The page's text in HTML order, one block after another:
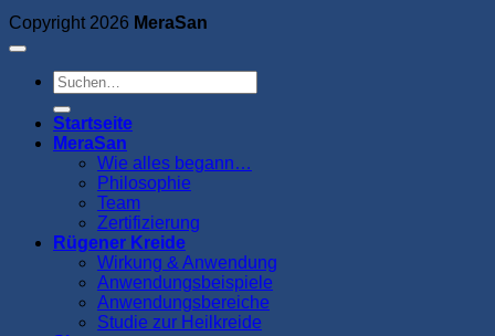
Copyright 2026 MeraSan
Suchen
nach:
Startseite
MeraSan
Wie alles begann…
Philosophie
Team
Zertifizierung
Rügener Kreide
Wirkung & Anwendung
Anwendungsbeispiele
Anwendungsbereiche
Studie zur Heilkreide